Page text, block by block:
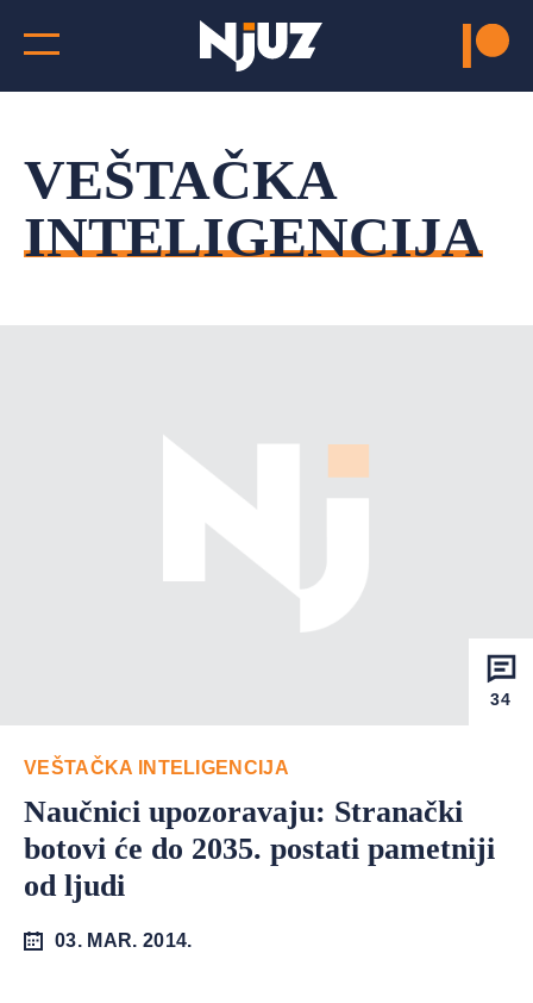
VEŠTAČKA
INTELIGENCIJA
34
VEŠTAČKA INTELIGENCIJA
Naučnici upozoravaju: Stranački
botovi će do 2035. postati pametniji
od ljudi
03. MAR. 2014.